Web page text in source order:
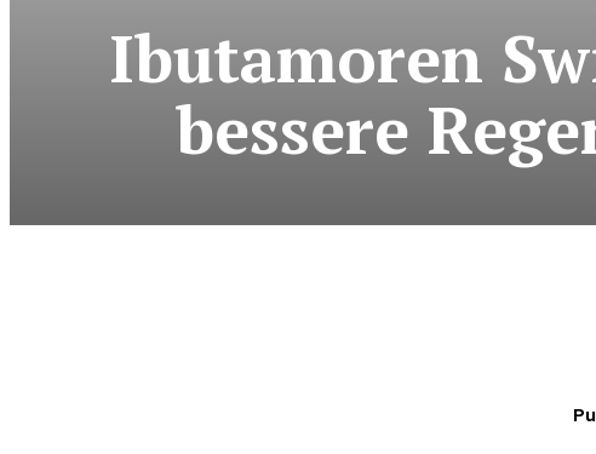
Ibutamoren
bessere